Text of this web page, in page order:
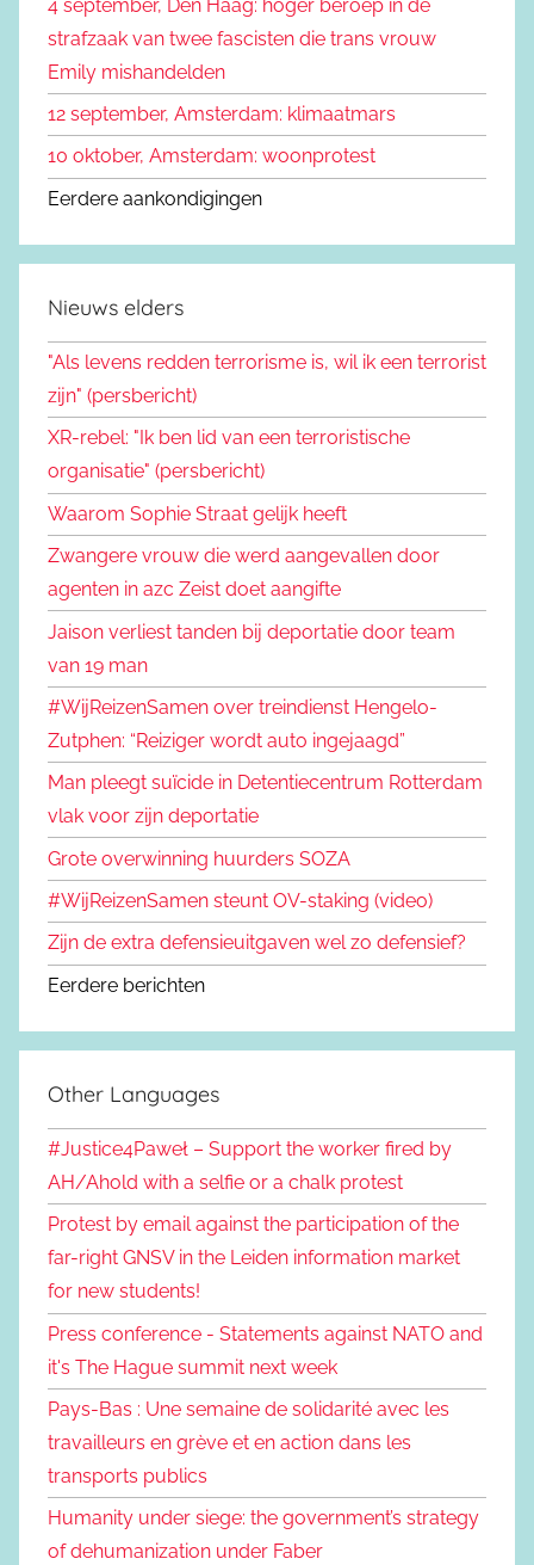
r
:
4 september, Den Haag: hoger beroep in de
strafzaak van twee fascisten die trans vrouw
Emily mishandelden
12 september, Amsterdam: klimaatmars
10 oktober, Amsterdam: woonprotest
Eerdere aankondigingen
Nieuws elders
"Als levens redden terrorisme is, wil ik een terrorist
zijn" (persbericht)
XR-rebel: "Ik ben lid van een terroristische
organisatie" (persbericht)
Waarom Sophie Straat gelijk heeft
Zwangere vrouw die werd aangevallen door
agenten in azc Zeist doet aangifte
Jaison verliest tanden bij deportatie door team
van 19 man
#WijReizenSamen over treindienst Hengelo-
Zutphen: “Reiziger wordt auto ingejaagd”
Man pleegt suïcide in Detentiecentrum Rotterdam
vlak voor zijn deportatie
Grote overwinning huurders SOZA
#WijReizenSamen steunt OV-staking (video)
Zijn de extra defensieuitgaven wel zo defensief?
Eerdere berichten
Other Languages
#Justice4Paweł – Support the worker fired by
AH/Ahold with a selfie or a chalk protest
Protest by email against the participation of the
far-right GNSV in the Leiden information market
for new students!
Press conference - Statements against NATO and
it's The Hague summit next week
Pays-Bas : Une semaine de solidarité avec les
travailleurs en grève et en action dans les
transports publics
Humanity under siege: the government’s strategy
of dehumanization under Faber